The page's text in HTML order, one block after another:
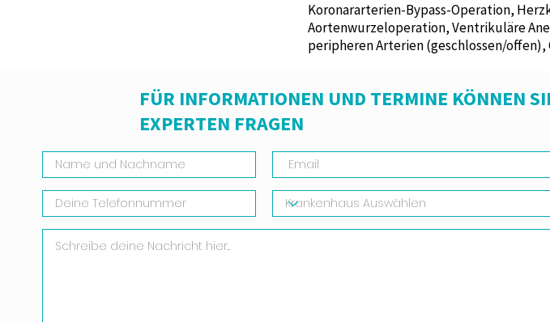
Koronararterien-Bypass-Operation,
Aortenwurzeloperation, Ventrikuläre
peripheren Arterien (geschlossen/
FÜR INFORMATIONEN UND TERMINE KÖNNEN
EXPERTEN FRAGEN